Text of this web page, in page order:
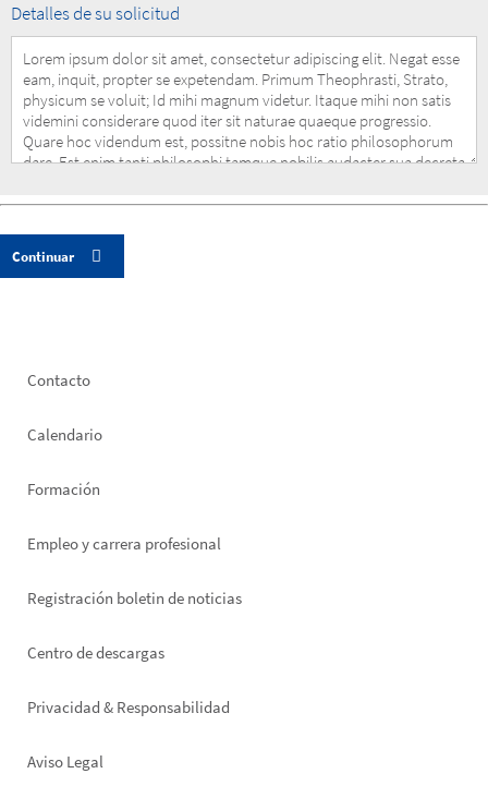
Details
Request
Detalles de su solicitud
Footer
Contacto
Calendario
Formación
Empleo y carrera profesional
Registración boletin de noticias
Footer
Centro de descargas
Privacidad & Responsabilidad
Aviso Legal